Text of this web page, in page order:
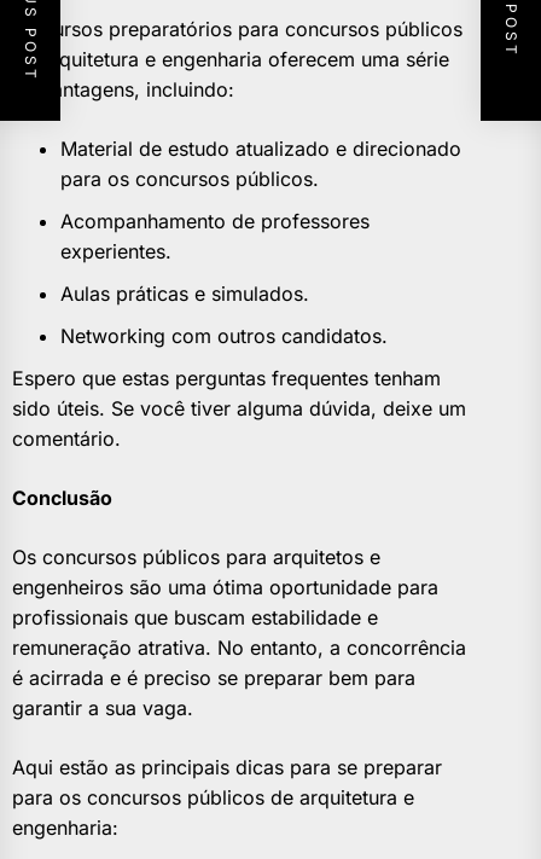
Os cursos preparatórios para concursos públicos
de arquitetura e engenharia oferecem uma série
de vantagens, incluindo:
Material de estudo atualizado e direcionado
para os concursos públicos.
Acompanhamento de professores
experientes.
Aulas práticas e simulados.
Networking com outros candidatos.
Espero que estas perguntas frequentes tenham
sido úteis. Se você tiver alguma dúvida, deixe um
comentário.
Conclusão
Os concursos públicos para arquitetos e
engenheiros são uma ótima oportunidade para
profissionais que buscam estabilidade e
remuneração atrativa. No entanto, a concorrência
é acirrada e é preciso se preparar bem para
garantir a sua vaga.
Aqui estão as principais dicas para se preparar
para os concursos públicos de arquitetura e
engenharia: